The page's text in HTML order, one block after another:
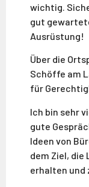
wichtig.
gut
Ausrüstung!
Über die
Schöffe am
für
Ich bin sehr
gute
Ideen von
dem Ziel, die
erhalten und